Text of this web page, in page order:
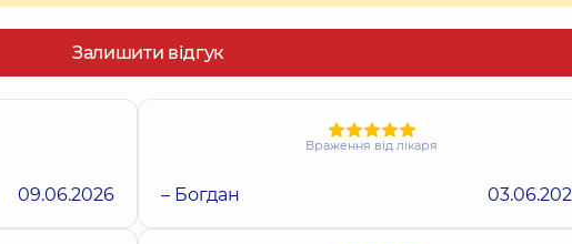
Залишити відгук
09.06.2026
Враження від лікаря
– Богдан